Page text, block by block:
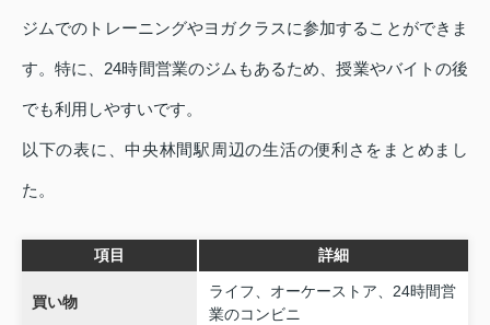
ジムでのトレーニングやヨガクラスに参加することができま
す。特に、24時間営業のジムもあるため、授業やバイトの後
でも利用しやすいです。
以下の表に、中央林間駅周辺の生活の便利さをまとめまし
た。
項目 詳細
買い物
ライフ、オーケーストア、24時間営
業のコンビニ